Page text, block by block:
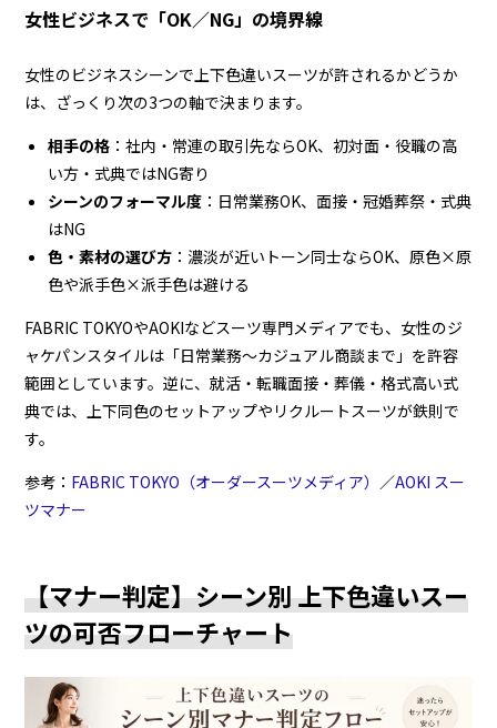
女性ビジネスで「OK／NG」の境界線
女性のビジネスシーンで上下色違いスーツが許されるかどうか
は、ざっくり次の3つの軸で決まります。
相手の格 ：社内・常連の取引先ならOK、初対面・役職の高
い方・式典ではNG寄り
シーンのフォーマル度 ：日常業務OK、面接・冠婚葬祭・式典
はNG
色・素材の選び方 ：濃淡が近いトーン同士ならOK、原色×原
色や派手色×派手色は避ける
FABRIC TOKYOやAOKIなどスーツ専門メディアでも、女性のジ
ャケパンスタイルは「日常業務〜カジュアル商談まで」を許容
範囲としています。逆に、就活・転職面接・葬儀・格式高い式
典では、上下同色のセットアップやリクルートスーツが鉄則で
す。
参考： FABRIC TOKYO（オーダースーツメディア） ／AOKI スー
ツマナー
【マナー判定】シーン別 上下色違いスー
ツの可否フローチャート